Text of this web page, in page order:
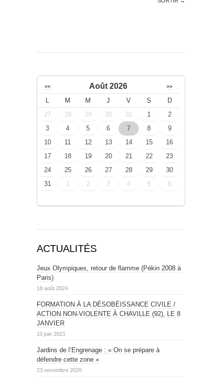
<< Août 2026 >>
L M M J V S
D
27
28 29 30 31 1
2
3
4 5 6 7 8
9
10
11 12 13 14 15
16
17
18 19 20 21 22
23
24
25 26 27 28 29
30
31
1 2 3 4 5 6
ACTUALITÉS
Jeux Olympiques, retour de flamme (Pékin 2008 à
Paris)
18 août 2024
FORMATION À LA DÉSOBÉISSANCE CIVILE /
ACTION NON-VIOLENTE À CHAVILLE (92), LE 8
JANVIER
10 juin 2021
Jardins de l’Engrenage : « On se prépare à
défendre cette zone »
23 novembre 2020